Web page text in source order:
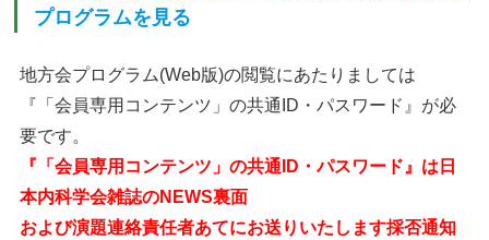
プログラムを見る
地方会プログラム(Web版)の閲覧にあたりましては
『「会員専用コンテンツ」の共通ID・パスワード』が必
要です。
『「会員専用コンテンツ」の共通ID・パスワード』は日
本内科学会雑誌のNEWS裏面
および演題連絡責任者あてにお送りいたします採否通知